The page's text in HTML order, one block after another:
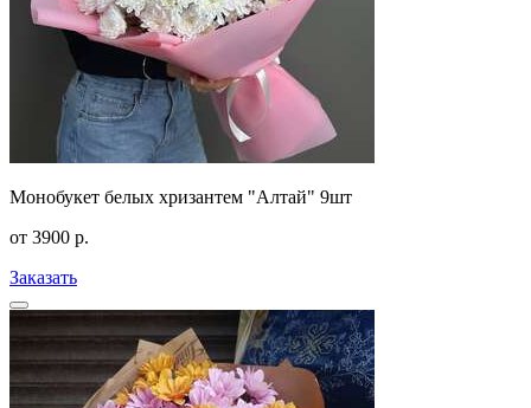
Монобукет белых хризантем "Алтай" 9шт
от 3900 р.
Заказать